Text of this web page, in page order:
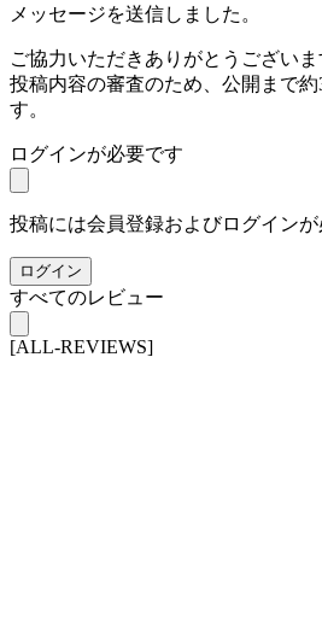
メッセージを送信しました。
ご協力いただきありがとうございま
投稿内容の審査のため、公開まで
す。
ログインが必要です
投稿には会員登録およびログイン
ログイン
すべてのレビュー
[ALL-REVIEWS]